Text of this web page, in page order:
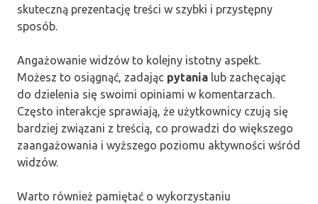
skuteczną prezentację treści w szybki i przystępny
sposób.
Angażowanie widzów to kolejny istotny aspekt.
Możesz to osiągnąć, zadając pytania lub zachęcając
do dzielenia się swoimi opiniami w komentarzach.
Często interakcje sprawiają, że użytkownicy czują się
bardziej związani z treścią, co prowadzi do większego
zaangażowania i wyższego poziomu aktywności wśród
widzów.
Warto również pamiętać o wykorzystaniu